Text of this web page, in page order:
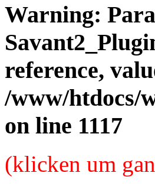
Warning:
reference,
/www/htdocs/
on line 1117
(klicken um